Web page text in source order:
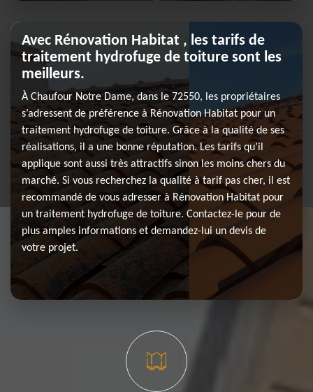
Avec Rénovation Habitat , les tarifs de
traitement hydrofuge de toiture sont les
meilleurs.
À Chaufour Notre Dame, dans le 72550, les propriétaires
s’adressent de préférence à Rénovation Habitat pour un
traitement hydrofuge de toiture. Grâce à la qualité de ses
réalisations, il a une bonne réputation. Les tarifs qu’il
applique sont aussi très attractifs sinon les moins chers du
marché. Si vous recherchez la qualité à tarif pas cher, il est
recommandé de vous adresser à Rénovation Habitat pour
un traitement hydrofuge de toiture. Contactez-le pour de
plus amples informations et demandez-lui un devis de
votre projet.